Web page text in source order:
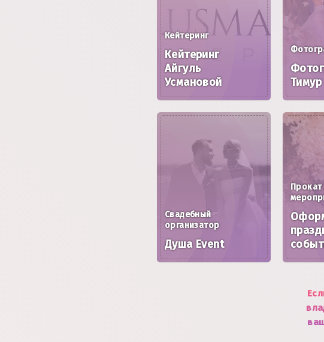
Кейтеринг
Кейтеринг
Айгуль
Усмановой
Тимур
Свадебный
организатор
Душа Event
Прокат